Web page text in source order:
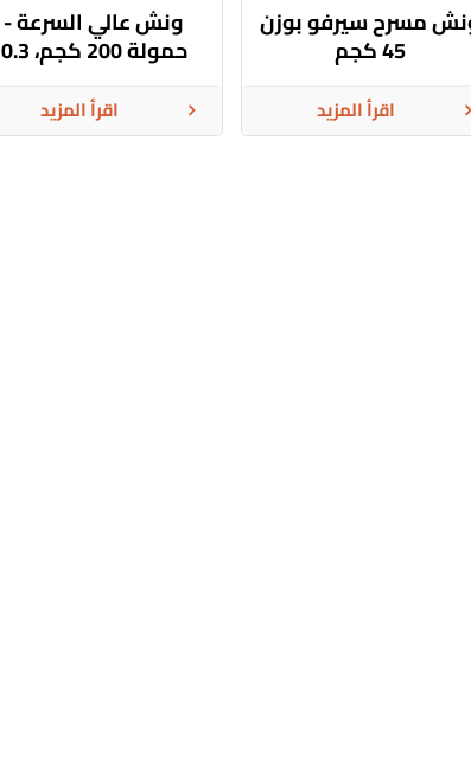
ونش عالي السرعة -
حمولة 200 كجم، 0.3
اقرأ المزيد
مسرح سيرفو بوزن
45 كجم
اقرأ المزيد